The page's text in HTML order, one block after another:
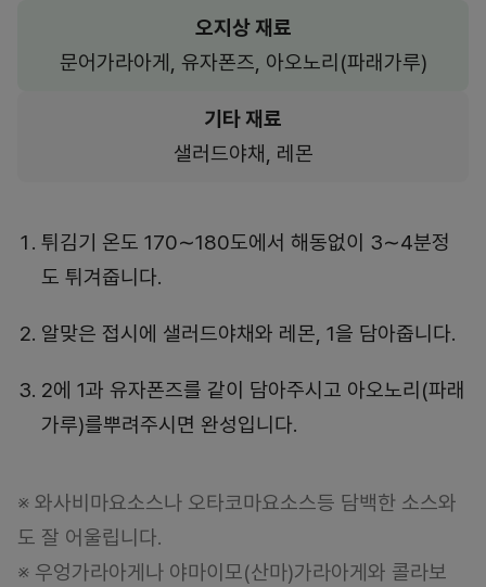
오지상 재료
문어가라아게, 유자폰즈, 아오노리(파래가루)
기타 재료
샐러드야채, 레몬
튀김기 온도 170∼180도에서 해동없이 3∼4분정
도 튀겨줍니다.
알맞은 접시에 샐러드야채와 레몬, 1을 담아줍니다.
2에 1과 유자폰즈를 같이 담아주시고 아오노리(파래
가루)를뿌려주시면 완성입니다.
※ 와사비마요소스나 오타코마요소스등 담백한 소스와
도 잘 어울립니다.
※ 우엉가라아게나 야마이모(산마)가라아게와 콜라보